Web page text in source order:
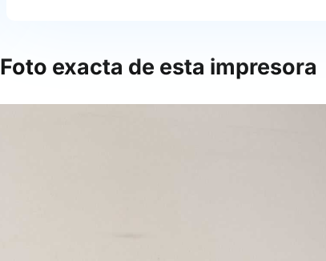
Foto exacta de esta impresora